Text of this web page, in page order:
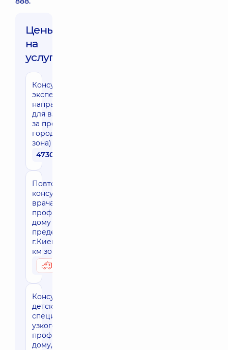
Цены
на
услуги:
Консультация
эксперта
направления
для взрослых
за пределами
города (30 км
зона)
4730 грн
Повторная
консультация
врача узкого
профиля на
дому за
пределами
г.Киева (30
км зона)
Консультация
детского
специалиста
узкого
профиля на
дому, г. Киев